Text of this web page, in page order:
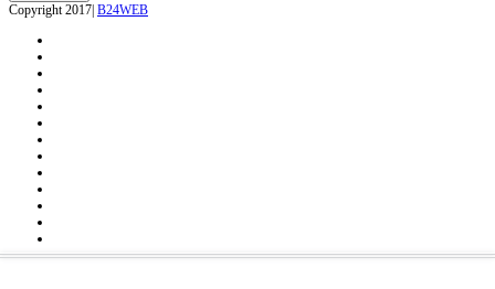
Copyright 2017| B24WEB